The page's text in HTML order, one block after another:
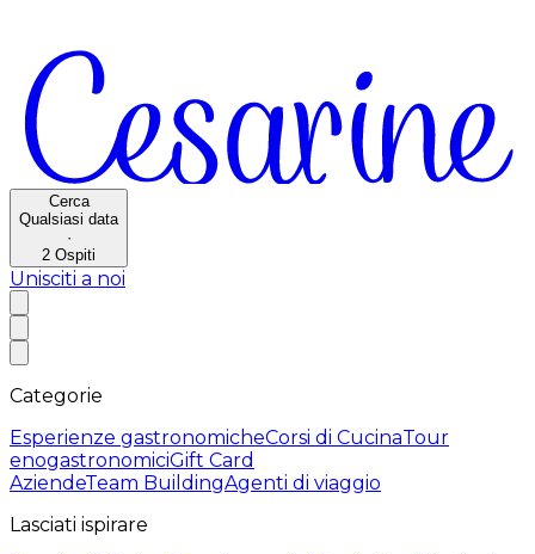
Cerca
Qualsiasi data
·
2 Ospiti
Unisciti a noi
Categorie
Esperienze gastronomicheCorsi di CucinaTour
enogastronomiciGift Card
AziendeTeam BuildingAgenti di viaggio
Lasciati ispirare